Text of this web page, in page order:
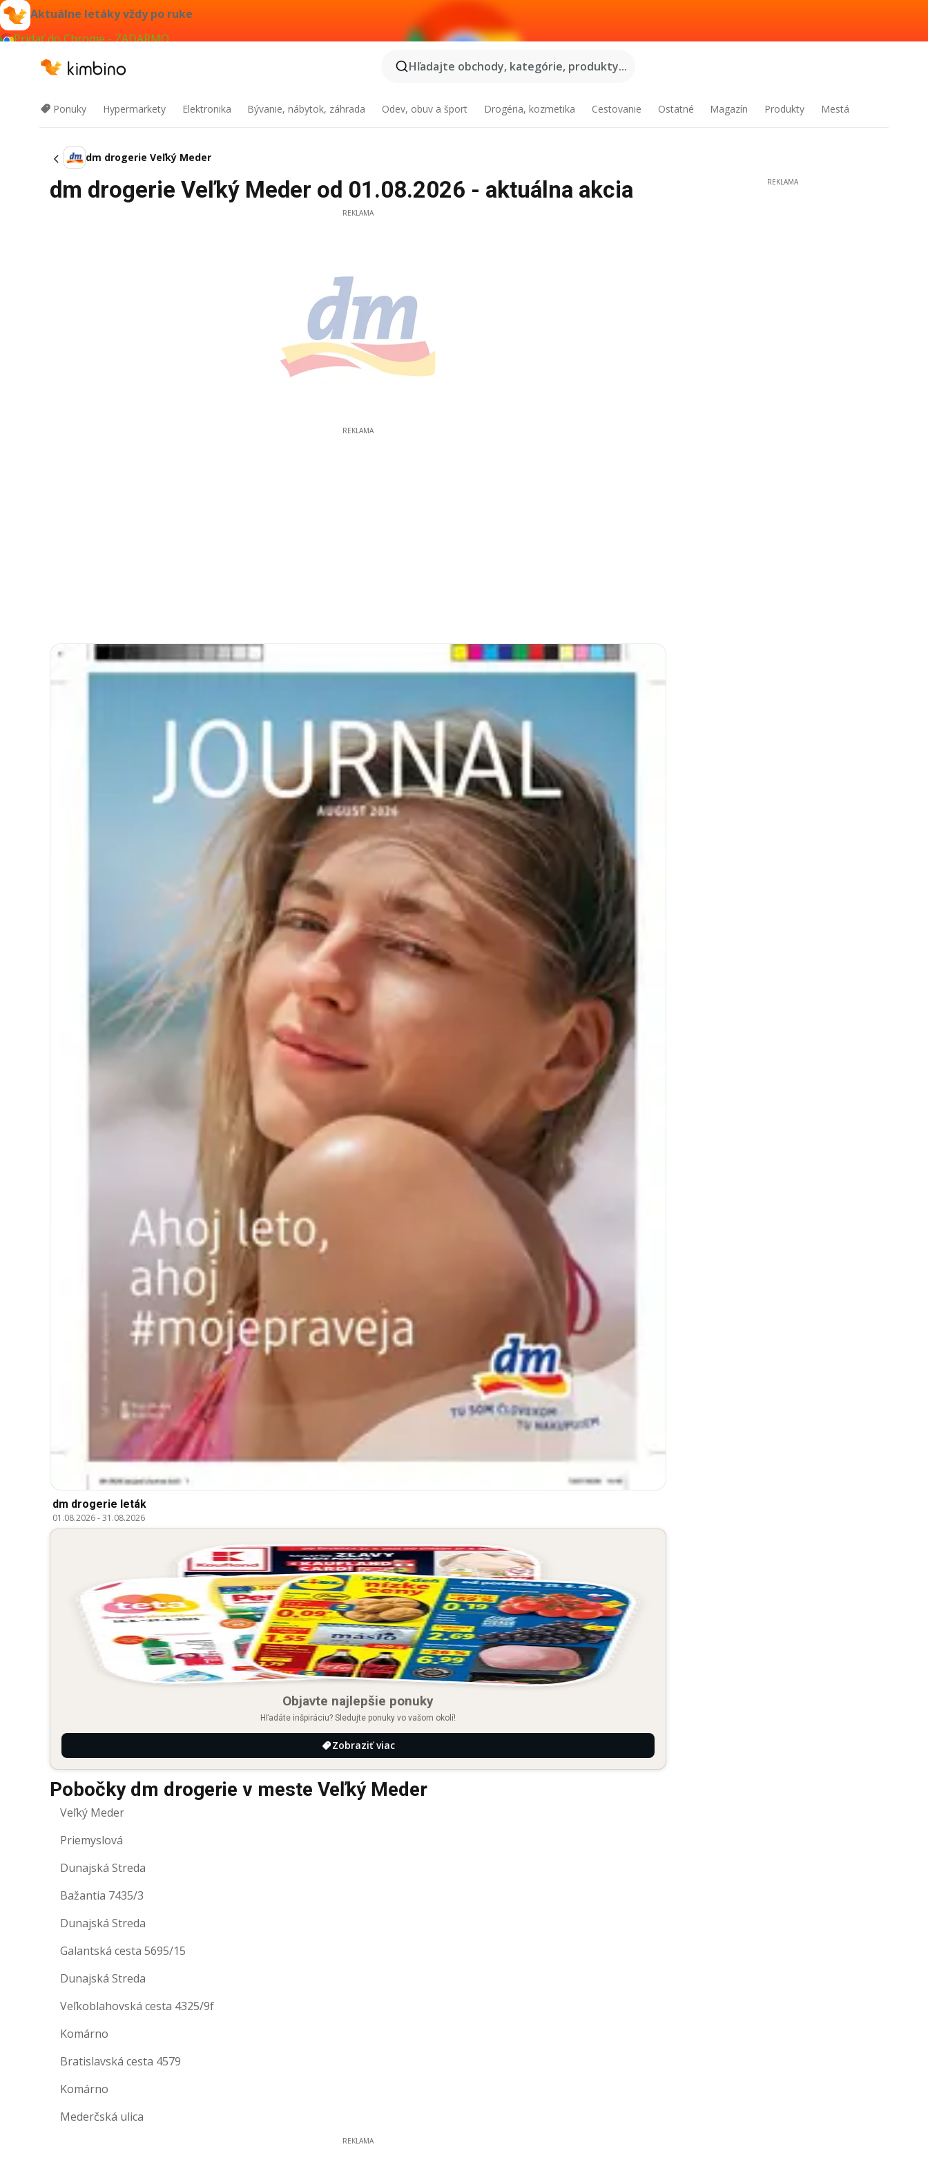
Aktuálne letáky vždy po ruke
Pridať do Chrome - ZADARMO
Hľadajte obchody, kategórie, produkty...
Ponuky Hypermarkety Elektronika Bývanie, nábytok, záhrada Odev, obuv a šport Drogéria, kozmetika Cestovanie Ostatné Magazín Produkty Mestá
dm drogerie Veľký Meder
dm drogerie Veľký Meder od 01.08.2026 - aktuálna akcia
REKLAMA
REKLAMA
dm drogerie leták
01.08.2026-31.08.2026
Objavte najlepšie ponuky
Hľadáte inšpiráciu? Sledujte ponuky vo vašom okolí!
Zobraziť viac
Pobočky dm drogerie v meste Veľký Meder
Veľký Meder
Priemyslová
Dunajská Streda
Bažantia 7435/3
Dunajská Streda
Galantská cesta 5695/15
Dunajská Streda
Veľkoblahovská cesta 4325/9f
Komárno
Bratislavská cesta 4579
Komárno
Mederčská ulica
REKLAMA
REKLAMA